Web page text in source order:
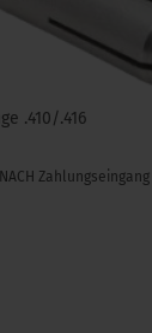
.410/.416
Zahlungseingang